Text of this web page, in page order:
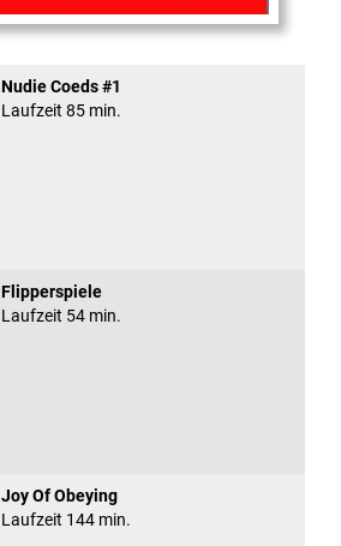
Nudie Coeds #1
Laufzeit 85 min.
Flipperspiele
Laufzeit 54 min.
Joy Of Obeying
Laufzeit 144 min.